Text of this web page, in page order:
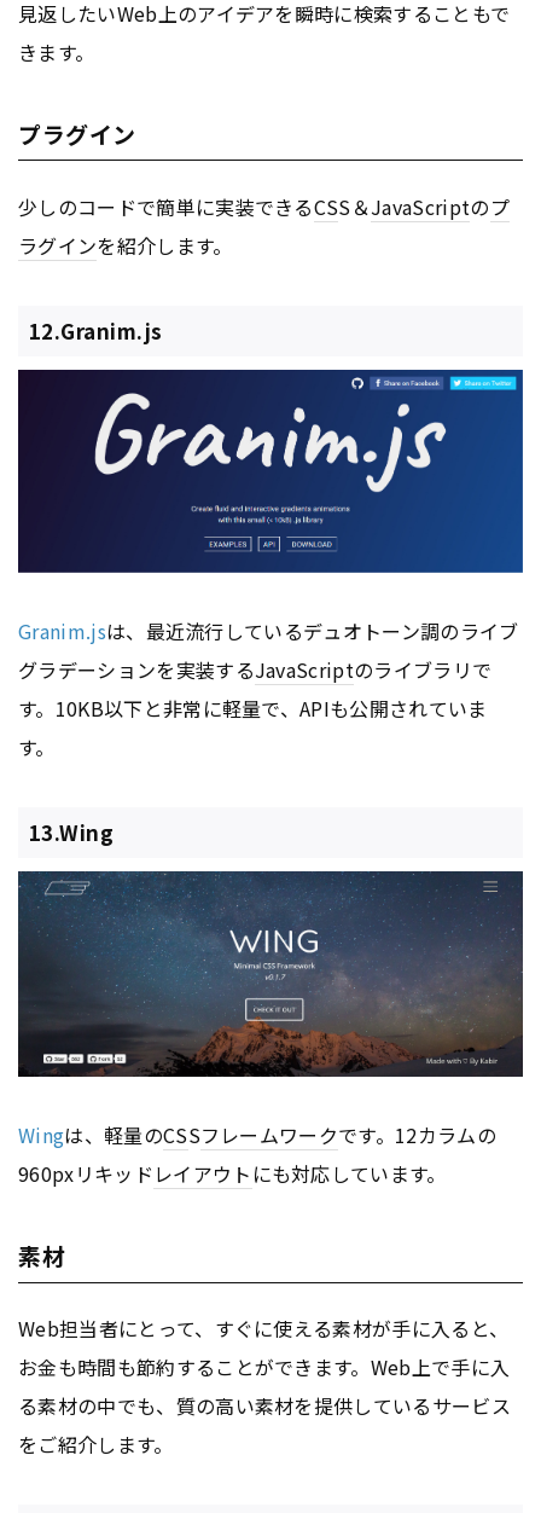
見返したいWeb上のアイデアを瞬時に検索することもで
きます。
プラグイン
少しのコードで簡単に実装できるCSS＆JavaScriptのプ
ラグインを紹介します。
12.Granim.js
Granim.jsは、最近流行しているデュオトーン調のライブ
グラデーションを実装するJavaScriptのライブラリで
す。10KB以下と非常に軽量で、APIも公開されていま
す。
13.Wing
Wingは、軽量のCSSフレームワークです。12カラムの
960pxリキッド レイアウト にも対応しています。
素材
Web担当者にとって、すぐに使える素材が手に入ると、
お金も時間も節約することができます。Web上で手に入
る素材の中でも、質の高い素材を提供しているサービス
をご紹介します。